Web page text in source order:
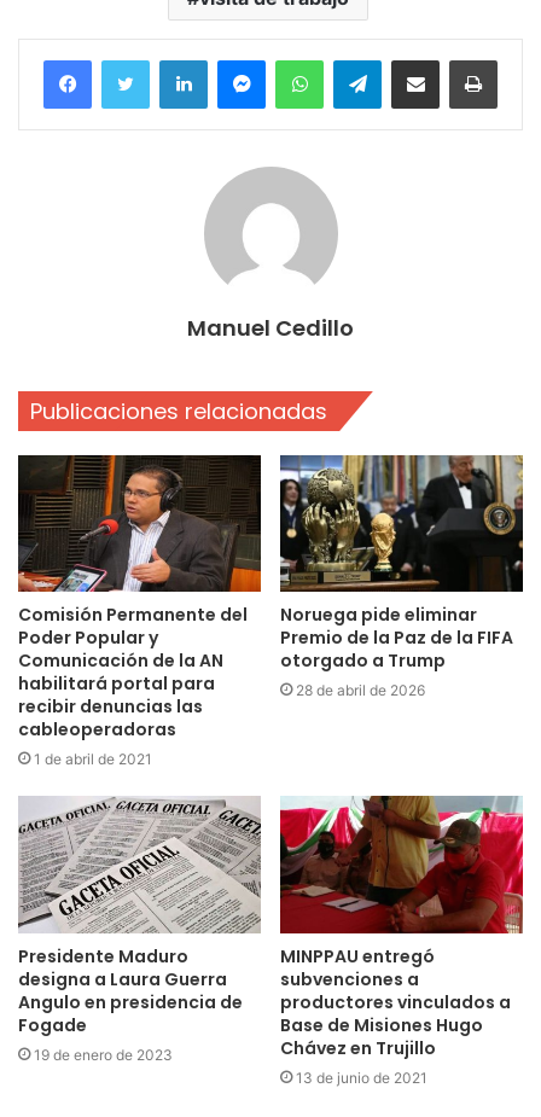
FacebookTwitter LinkedInMessengerWhatsAppTelegramCompartir por correo electrónico
Manuel Cedillo
Publicaciones relacionadas
Comisión Permanente del
Poder Popular y
Comunicación de la AN
habilitará portal para
recibir denuncias las
cableoperadoras
1 de abril de 2021
Noruega pide eliminar
Premio de la Paz de la FIFA
otorgado a Trump
28 de abril de 2026
Presidente Maduro
designa a Laura Guerra
Angulo en presidencia de
Fogade
19 de enero de 2023
MINPPAU entregó
subvenciones a
productores vinculados a
Base de Misiones Hugo
Chávez en Trujillo
13 de junio de 2021